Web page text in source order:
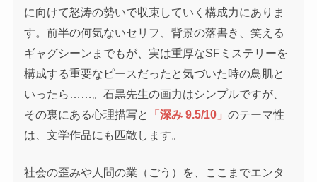
に向けて怒涛の勢いで収束していく構成力にありま
す。前半の何気ないセリフ、背景の落書き、笑える
ギャグシーンまでもが、実は重厚なSFミステリーを
構成する重要なピースだったと気づいた時の鳥肌と
いったら……。石黒先生の画力はシンプルですが、
その裏にある心理描写と
「深み 9.5/10」のテーマ性
は、文学作品にも匹敵します。
社会の歪みや人間の業（ごう）を、ここまでエンタ